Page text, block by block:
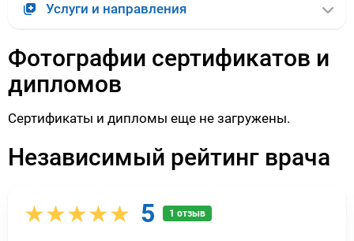
Услуги и направления
Фотографии сертификатов и
дипломов
Сертификаты и дипломы еще не загружены.
Независимый рейтинг врача
★★★★★ 5 1 отзыв